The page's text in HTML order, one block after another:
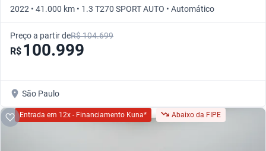
2022 • 41.000 km • 1.3 T270 SPORT AUTO • Automático
Preço a partir deR$ 104.699
R$ 100.999
São Paulo
Entrada em 12x - Financiamento Kuna* Abaixo da FIPE